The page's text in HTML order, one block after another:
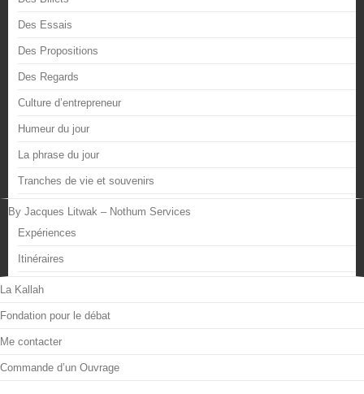
Des Essais
Des Propositions
Des Regards
Culture d’entrepreneur
Humeur du jour
La phrase du jour
Tranches de vie et souvenirs
By Jacques Litwak – Nothum Services
Expériences
Itinéraires
La Kallah
Fondation pour le débat
Me contacter
Commande d’un Ouvrage